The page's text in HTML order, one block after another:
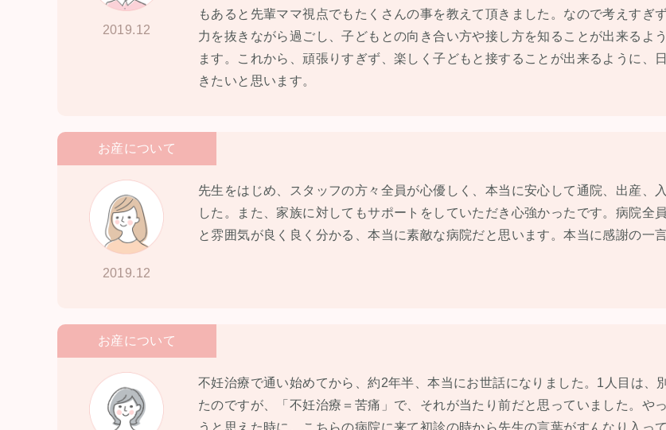
2019.12
もあると先輩ママ視点でもたくさんの事を教えて頂きました。なので考えすぎ
力を抜きながら過ごし、子どもとの向き合い方や接し方を知ることが出来るよ
ます。これから、頑張りすぎず、楽しく子どもと接することが出来るように、
きたいと思います。
お産について
2019.12
先生をはじめ、スタッフの方々全員が心優しく、本当に安心して通院、出産、
した。また、家族に対してもサポートをしていただき心強かったです。病院全
と雰囲気が良く良く分かる、本当に素敵な病院だと思います。本当に感謝の一言
お産について
不妊治療で通い始めてから、約2年半、本当にお世話になりました。1人目は、
たのですが、「不妊治療＝苦痛」で、それが当たり前だと思っていました。や